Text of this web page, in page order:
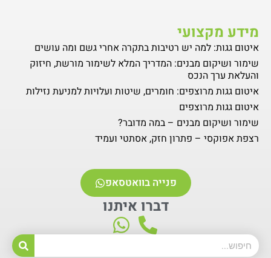
מידע מקצועי
איטום גגות: למה יש רטיבות בתקרה אחרי גשם ומה עושים
שימור ושיקום מבנים: המדריך המלא לשימור מורשת, חיזוק
והעלאת ערך הנכס
איטום גגות מרוצפים: חומרים, שיטות ועלויות למניעת נזילות
איטום גגות מרוצפים
שימור ושיקום מבנים – במה מדובר?
רצפת אפוקסי – פתרון חזק, אסתטי ועמיד
פנייה בוואטסאפ
דברו איתנו